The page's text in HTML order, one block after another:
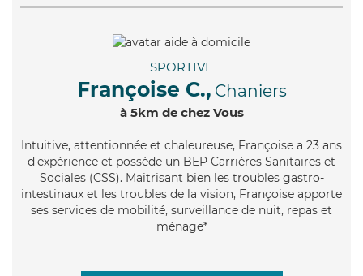
SPORTIVE
Françoise C., Chaniers
à 5km de chez Vous
Intuitive, attentionnée et chaleureuse, Françoise a 23 ans
d'expérience et possède un BEP Carrières Sanitaires et
Sociales (CSS). Maitrisant bien les troubles gastro-
intestinaux et les troubles de la vision, Françoise apporte
ses services de mobilité, surveillance de nuit, repas et
ménage*